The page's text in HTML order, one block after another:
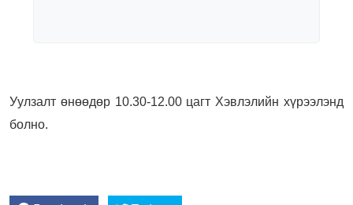
Уулзалт өнөөдөр 10.30-12.00 цагт Хэвлэлийн хүрээлэнд
болно.